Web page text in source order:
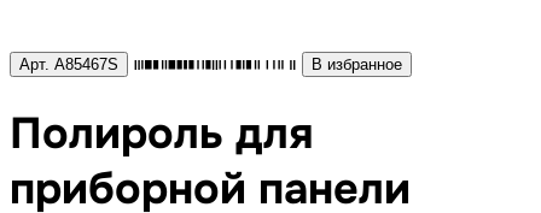
Арт. A85467S В избранное
Полироль для
приборной панели